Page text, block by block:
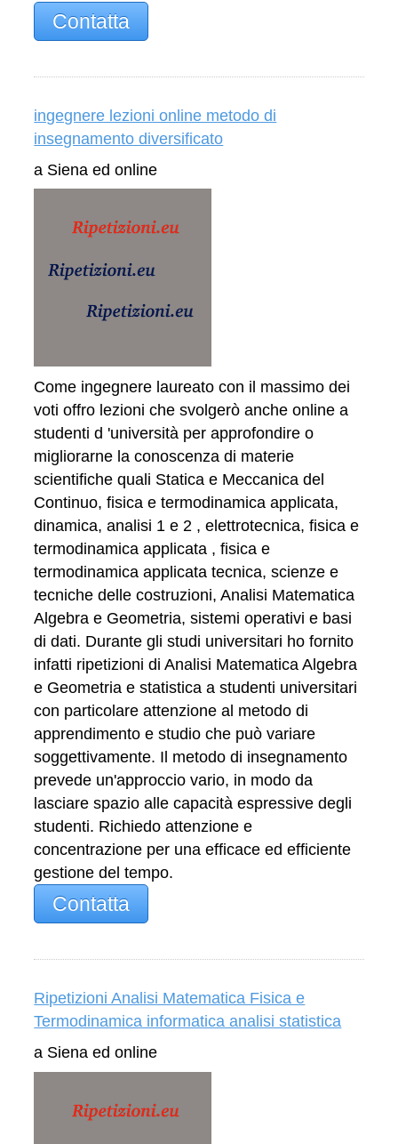
Contatta
ingegnere lezioni online metodo di
insegnamento diversificato
a Siena ed online
Come ingegnere laureato con il massimo dei
voti offro lezioni che svolgerò anche online a
studenti d 'università per approfondire o
migliorarne la conoscenza di materie
scientifiche quali Statica e Meccanica del
Continuo, fisica e termodinamica applicata,
dinamica, analisi 1 e 2 , elettrotecnica, fisica e
termodinamica applicata , fisica e
termodinamica applicata tecnica, scienze e
tecniche delle costruzioni, Analisi Matematica
Algebra e Geometria, sistemi operativi e basi
di dati. Durante gli studi universitari ho fornito
infatti ripetizioni di Analisi Matematica Algebra
e Geometria e statistica a studenti universitari
con particolare attenzione al metodo di
apprendimento e studio che può variare
soggettivamente. Il metodo di insegnamento
prevede un'approccio vario, in modo da
lasciare spazio alle capacità espressive degli
studenti. Richiedo attenzione e
concentrazione per una efficace ed efficiente
gestione del tempo.
Contatta
Ripetizioni Analisi Matematica Fisica e
Termodinamica informatica analisi statistica
a Siena ed online